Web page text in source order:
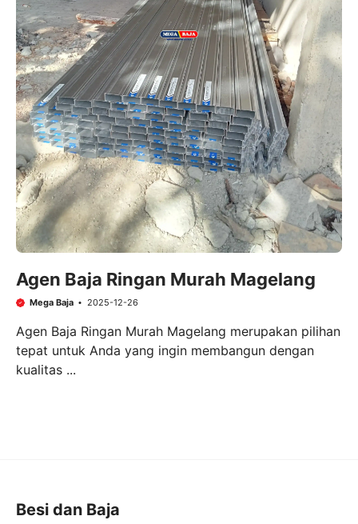
Agen Baja Ringan Murah Magelang
Mega Baja 2025-12-26
Agen Baja Ringan Murah Magelang merupakan pilihan
tepat untuk Anda yang ingin membangun dengan
kualitas ...
Besi dan Baja